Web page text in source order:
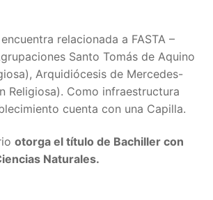
relacionada a FASTA –
Santo Tomás de Aquino
Arquidiócesis de Mercedes-
Religiosa). Como infraestructura
cuenta con una Capilla.
otorga el título de Bachiller con
Naturales.